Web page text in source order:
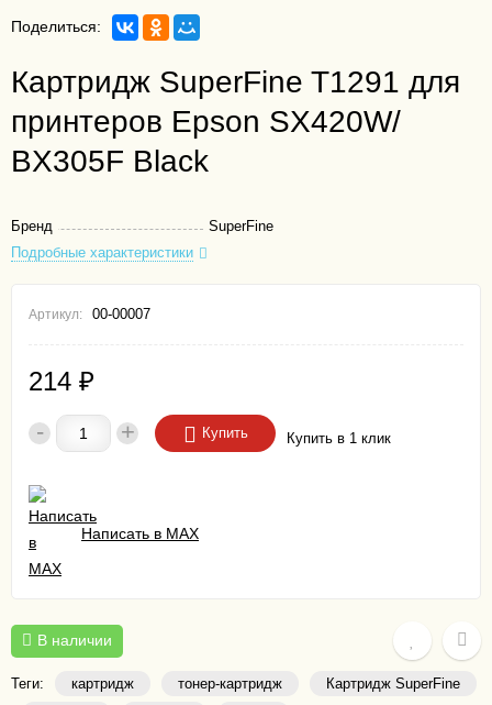
Поделиться:
Картридж SuperFine T1291 для
принтеров Epson SX420W/
BX305F Black
Бренд
SuperFine
Подробные характеристики
Артикул: 00-00007
214 ₽
- + Купить Купить в 1 клик
Написать в MAX
В наличии
Теги: картридж тонер-картридж
Картридж SuperFine